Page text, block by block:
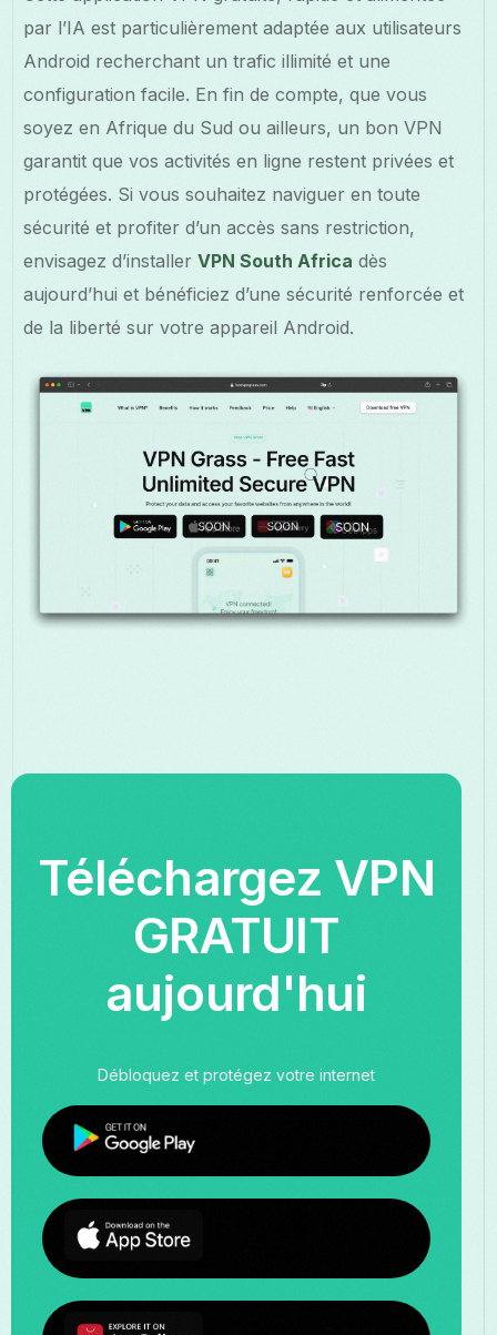
par l’IA est particulièrement adaptée aux utilisateurs
Android recherchant un trafic illimité et une
configuration facile. En fin de compte, que vous
soyez en Afrique du Sud ou ailleurs, un bon VPN
garantit que vos activités en ligne restent privées et
protégées. Si vous souhaitez naviguer en toute
sécurité et profiter d’un accès sans restriction,
envisagez d’installerVPN South Africa dès
aujourd’hui et bénéficiez d’une sécurité renforcée et
de la liberté sur votre appareil Android.
Téléchargez VPN
GRATUIT
aujourd'hui
Débloquez et protégez votre internet